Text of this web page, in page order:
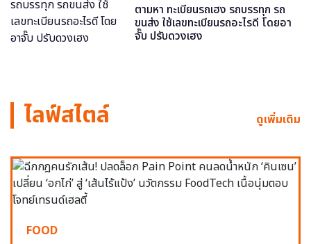
ตามหา ทะเบียนรถเฮง รถบรรทุก รถ
ขนส่ง ใช้เลขทะเบียนรถอะไรดี โดยอา
จั๊บ ปรับดวงเฮง
ไลฟ์สไตล์ ดูเพิ่มเติม
FOOD